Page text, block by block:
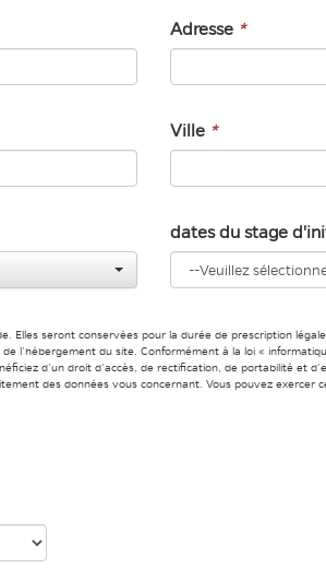
Adresse *
Ville *
dates du stage
seront conservées pour la durée de prescription
l’hébergement du site. Conformément à la loi «
d’un droit d’accès, de rectification, de portabilité et
des données vous concernant. Vous pouvez